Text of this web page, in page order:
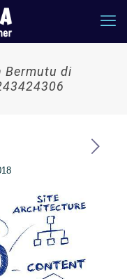
Bermutu di